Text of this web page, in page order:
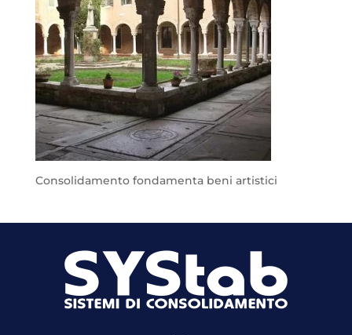
Consolidamento fondamenta beni artistici